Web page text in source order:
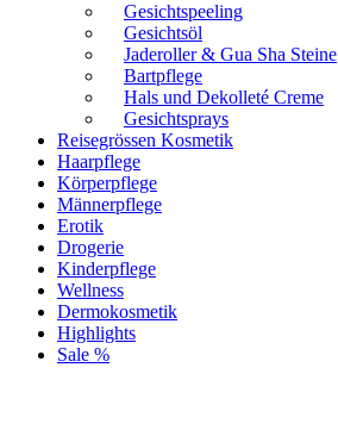
Gesichtspeeling
Gesichtsöl
Jaderoller & Gua Sha Steine
Bartpflege
Hals und Dekolleté Creme
Gesichtsprays
Reisegrössen Kosmetik
Haarpflege
Körperpflege
Männerpflege
Erotik
Drogerie
Kinderpflege
Wellness
Dermokosmetik
Highlights
Sale %